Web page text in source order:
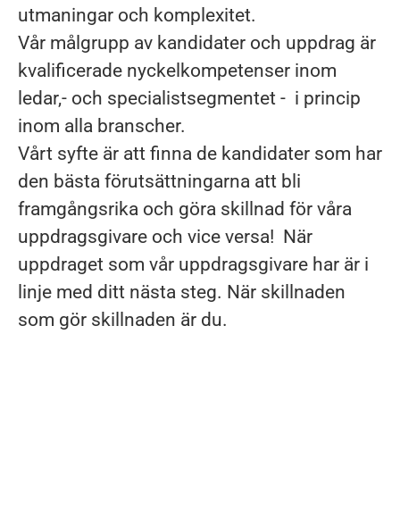
utmaningar och komplexitet.
Vår målgrupp av kandidater och uppdrag är
kvalificerade nyckelkompetenser inom
ledar,- och specialistsegmentet - i princip
inom alla branscher.
Vårt syfte är att finna de kandidater som har
den bästa förutsättningarna att bli
framgångsrika och göra skillnad för våra
uppdragsgivare och vice versa! När
uppdraget som vår uppdragsgivare har är i
linje med ditt nästa steg. När skillnaden
som gör skillnaden är du.